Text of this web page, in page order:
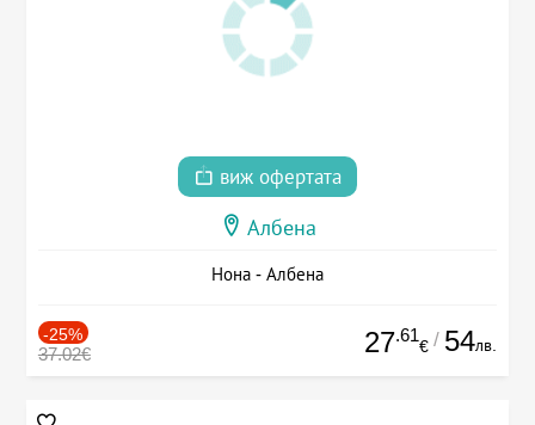
виж офертата
Албена
Нона - Албена
-25%
37.02€ 27.61
€ / 54лв.